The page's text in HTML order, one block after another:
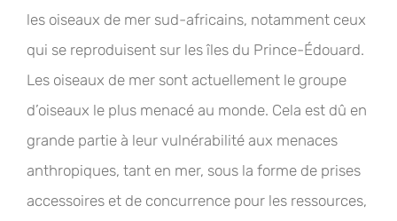
les oiseaux de mer sud-africains, notamment ceux
qui se reproduisent sur les îles du Prince-Édouard.
Les oiseaux de mer sont actuellement le groupe
d’oiseaux le plus menacé au monde. Cela est dû en
grande partie à leur vulnérabilité aux menaces
anthropiques, tant en mer, sous la forme de prises
accessoires et de concurrence pour les ressources,